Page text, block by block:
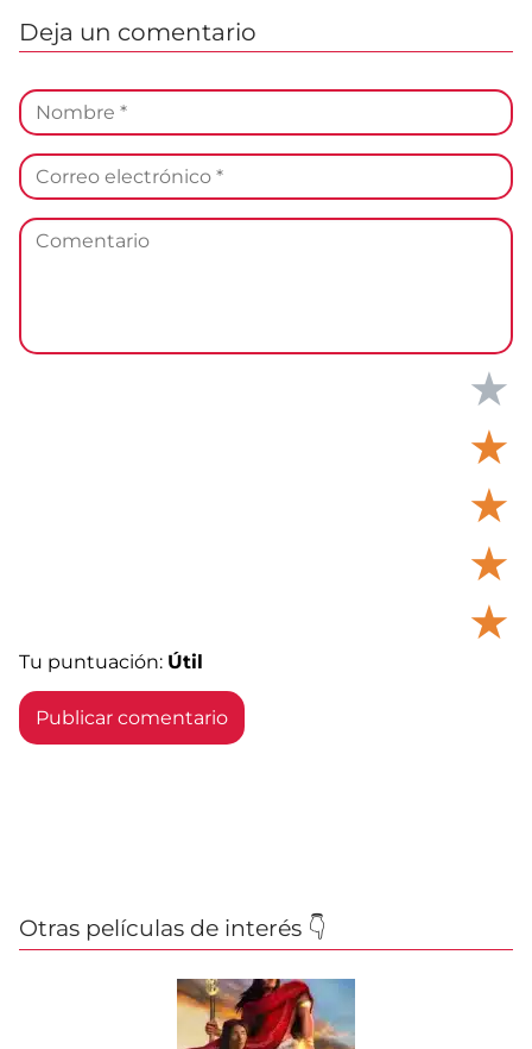
Deja un comentario
★
★
★
★
★
Tu puntuación: Útil
Otras películas de interés 👇